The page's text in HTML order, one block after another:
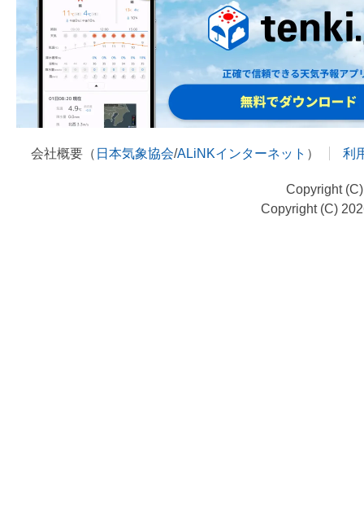
会社概要（ 日本気象協会/ALiNKインターネット ） 利
Copyright
Copyright (C)